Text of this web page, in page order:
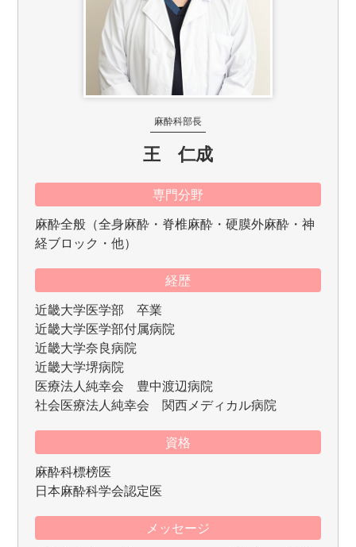
麻酔科部長
王 仁成
専門分野
麻酔全般（全身麻酔・脊椎麻酔・硬膜外麻酔・神
経ブロック・他）
経歴
近畿大学医学部 卒業
近畿大学医学部付属病院
近畿大学奈良病院
近畿大学堺病院
医療法人純幸会 豊中渡辺病院
社会医療法人純幸会 関西メディカル病院
資格
麻酔科標榜医
日本麻酔科学会認定医
メッセージ